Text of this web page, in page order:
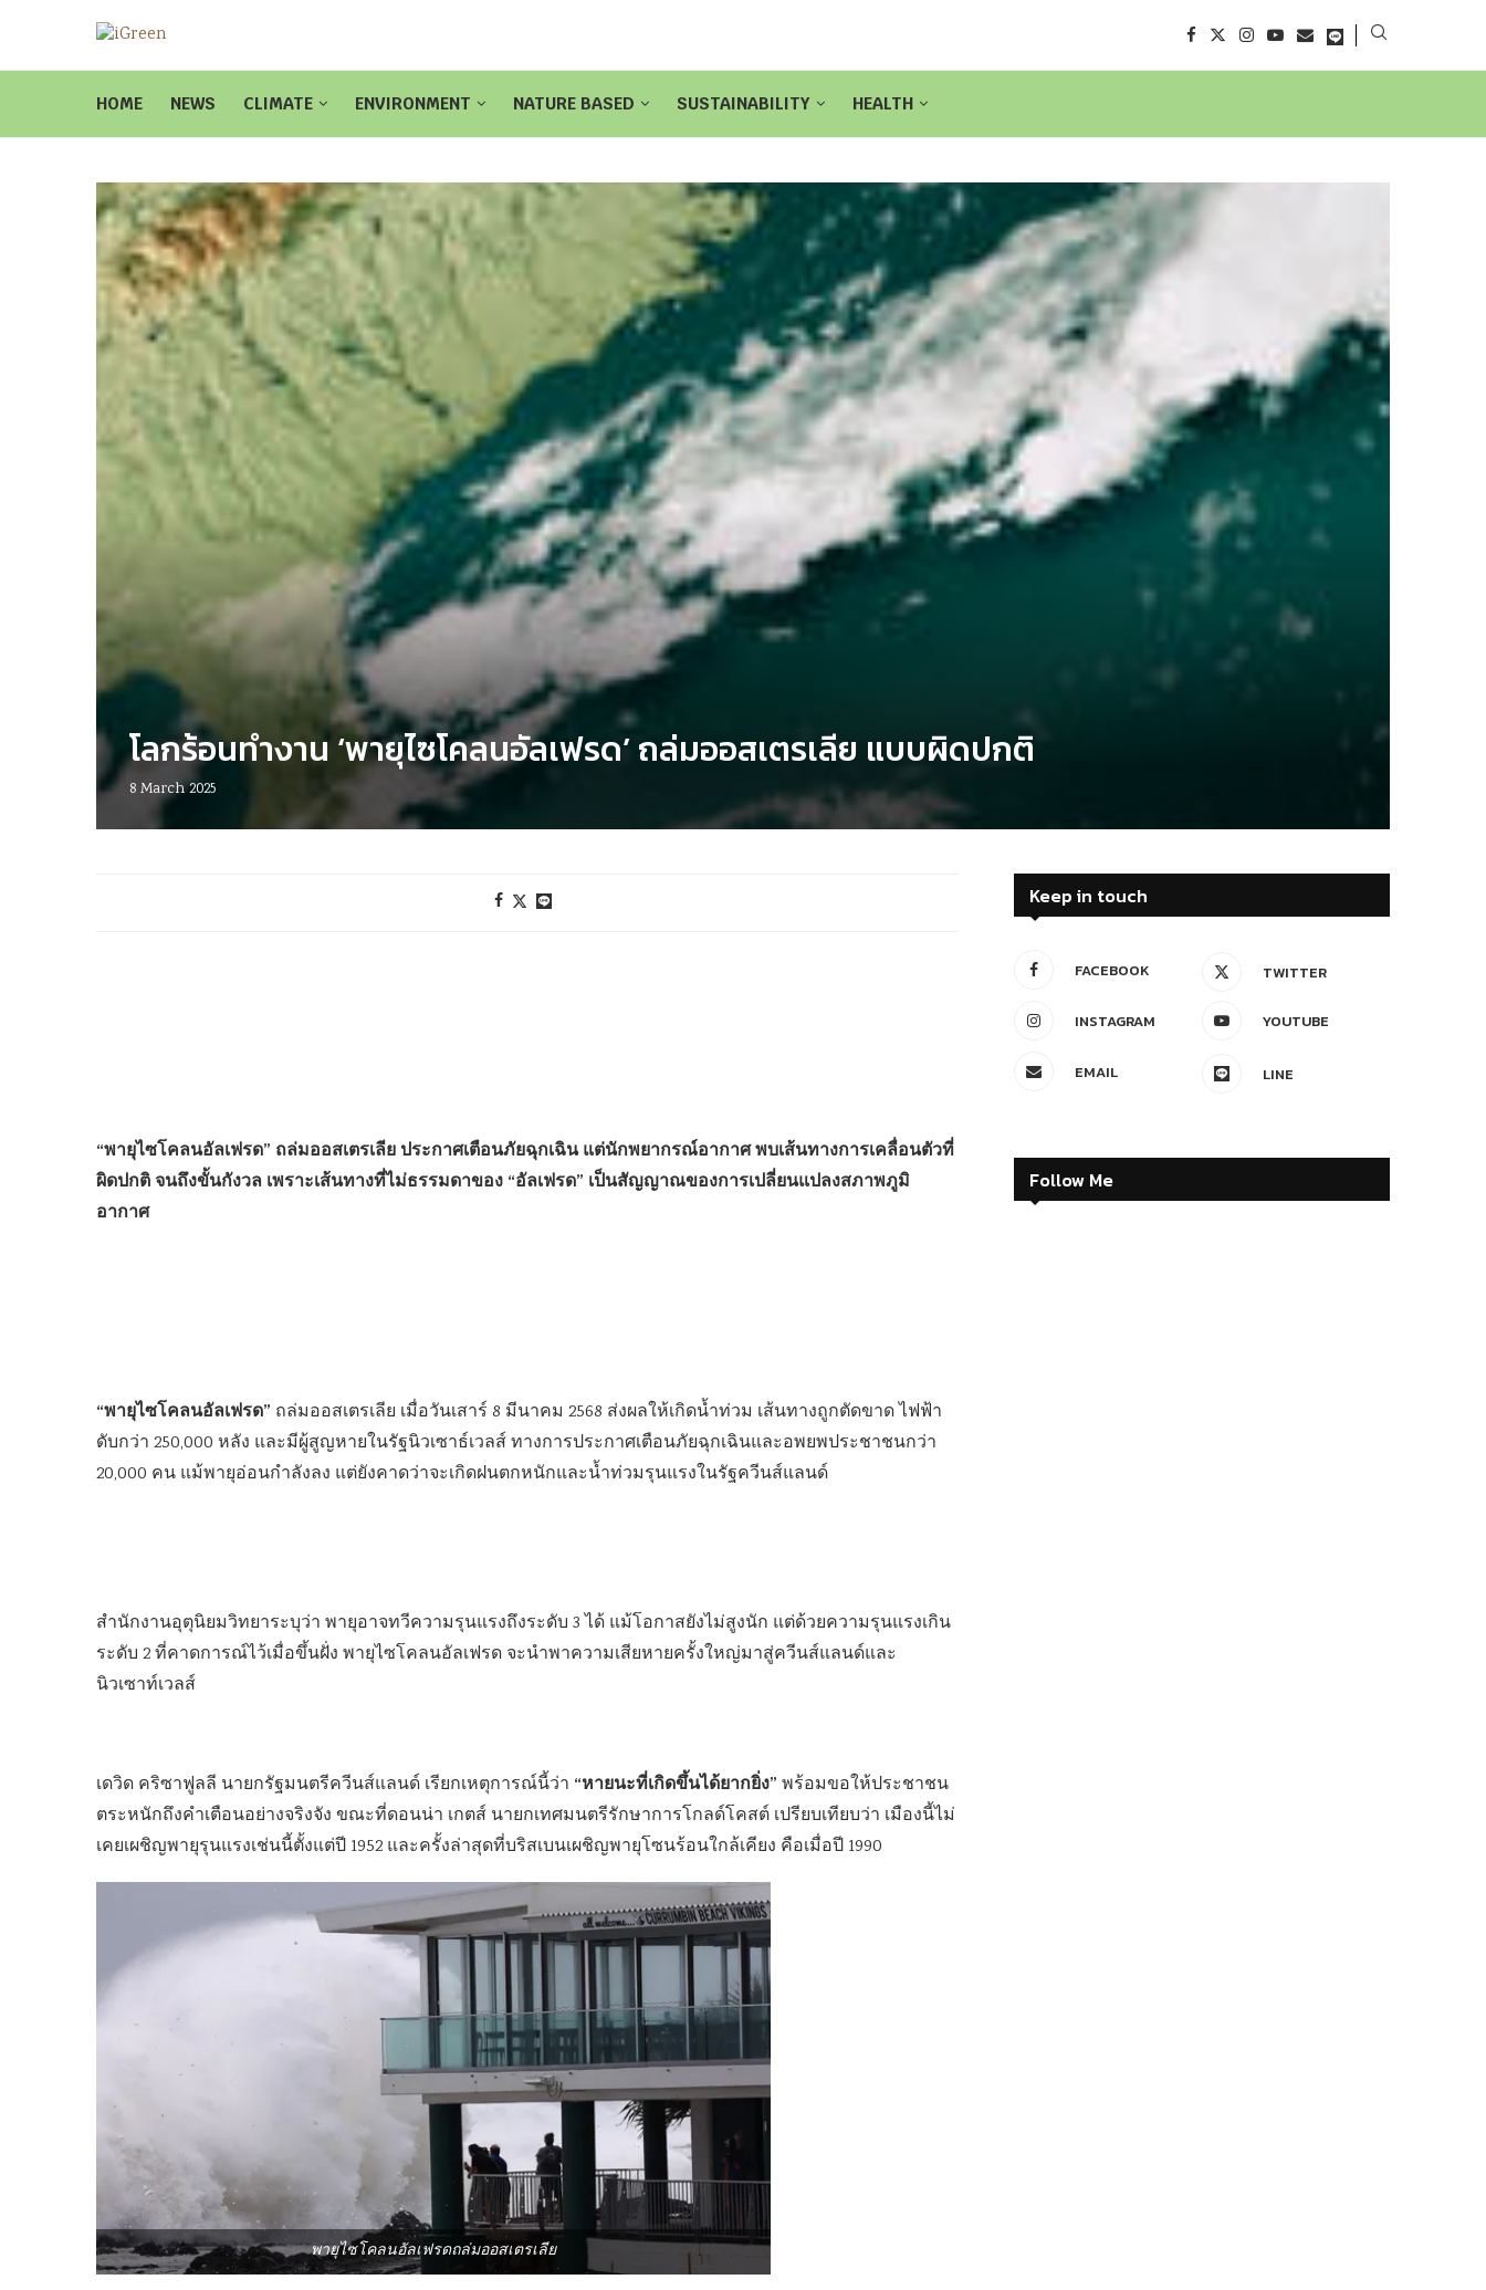
HOME NEWS CLIMATE ENVIRONMENT NATURE BASED SUSTAINABILITY HEALTH
โลกร้อนทำงาน ‘พายุไซโคลนอัลเฟรด’ ถล่มออสเตรเลีย แบบผิดปกติ
8 March 2025
“พายุไซโคลนอัลเฟรด” ถล่มออสเตรเลีย ประกาศเตือนภัยฉุกเฉิน แต่นักพยากรณ์อากาศ พบเส้นทางการเคลื่อนตัวที่
ผิดปกติ จนถึงขั้นกังวล เพราะเส้นทางที่ไม่ธรรมดาของ “อัลเฟรด” เป็นสัญญาณของการเปลี่ยนแปลงสภาพภูมิ
อากาศ
“พายุไซโคลนอัลเฟรด” ถล่มออสเตรเลีย เมื่อวันเสาร์ 8 มีนาคม 2568 ส่งผลให้เกิดน้ำท่วม เส้นทางถูกตัดขาด ไฟฟ้า
ดับกว่า 250,000 หลัง และมีผู้สูญหายในรัฐนิวเซาธ์เวลส์ ทางการประกาศเตือนภัยฉุกเฉินและอพยพประชาชนกว่า
20,000 คน แม้พายุอ่อนกำลังลง แต่ยังคาดว่าจะเกิดฝนตกหนักและน้ำท่วมรุนแรงในรัฐควีนส์แลนด์
สำนักงานอุตุนิยมวิทยาระบุว่า พายุอาจทวีความรุนแรงถึงระดับ 3 ได้ แม้โอกาสยังไม่สูงนัก แต่ด้วยความรุนแรงเกิน
ระดับ 2 ที่คาดการณ์ไว้เมื่อขึ้นฝั่ง พายุไซโคลนอัลเฟรด จะนำพาความเสียหายครั้งใหญ่มาสู่ควีนส์แลนด์และ
นิวเซาท์เวลส์
เดวิด คริซาฟูลลี นายกรัฐมนตรีควีนส์แลนด์ เรียกเหตุการณ์นี้ว่า “หายนะที่เกิดขึ้นได้ยากยิ่ง” พร้อมขอให้ประชาชน
ตระหนักถึงคำเตือนอย่างจริงจัง ขณะที่ดอนน่า เกตส์ นายกเทศมนตรีรักษาการโกลด์โคสต์ เปรียบเทียบว่า เมืองนี้ไม่
เคยเผชิญพายุรุนแรงเช่นนี้ตั้งแต่ปี 1952 และครั้งล่าสุดที่บริสเบนเผชิญพายุโซนร้อนใกล้เคียง คือเมื่อปี 1990
พายุไซโคลนอัลเฟรดถล่มออสเตรเลีย
Keep in touch
FACEBOOK TWITTER
INSTAGRAM YOUTUBE
EMAIL LINE
Follow Me